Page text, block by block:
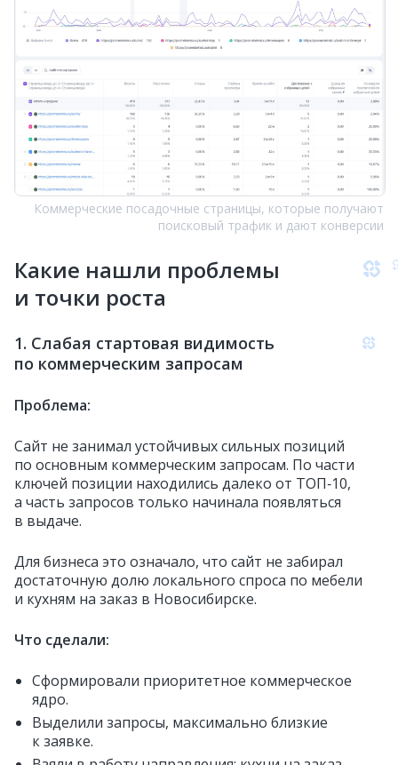
Коммерческие посадочные страницы, которые получают
поисковый трафик и дают конверсии
Какие нашли проблемы
и точки роста
1. Слабая стартовая видимость
по коммерческим запросам
Проблема:
Сайт не занимал устойчивых сильных позиций
по основным коммерческим запросам. По части
ключей позиции находились далеко от ТОП‑10,
а часть запросов только начинала появляться
в выдаче.
Для бизнеса это означало, что сайт не забирал
достаточную долю локального спроса по мебели
и кухням на заказ в Новосибирске.
Что сделали:
Сформировали приоритетное коммерческое
ядро.
Выделили запросы, максимально близкие
к заявке.